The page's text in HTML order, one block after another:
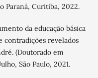
Paraná, Curitiba, 2022.
da educação básica
contradições revelados
(Doutorado em
São Paulo, 2021.